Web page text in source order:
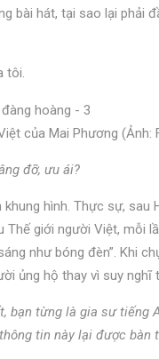
bài hát, tại sao lại phải
tôi.
của Mai Phương (Ảnh:
đỡ, ưu ái?
hình. Thực sự, sau
giới người Việt, mỗi
như bóng đèn”. Khi
ủng hộ thay vì suy nghĩ
từng là gia sư tiếng
tin này lại được bàn